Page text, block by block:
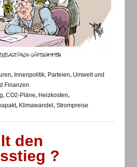
, Innenpolitik, Parteien, Umwelt und
Finanzen
, CO2-Pläne, Heizkosten,
, Klimawandel , Strompreise
den
?